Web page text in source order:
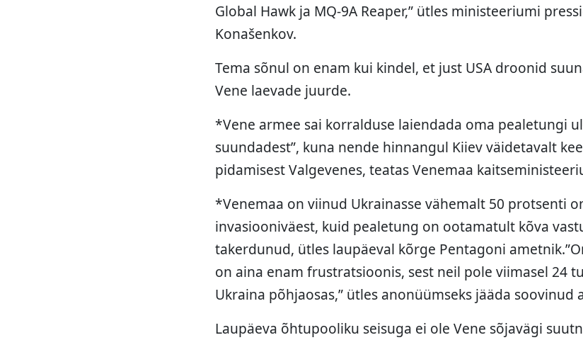
Global Hawk ja MQ-9A Reaper,” ütles ministeeriumi
Konašenkov.
Tema sõnul on enam kui kindel, et just USA droonid
Vene laevade juurde.
*Vene armee sai korralduse laiendada oma pealetungi
suundadest”, kuna nende hinnangul Kiiev väidetavalt
pidamisest Valgevenes, teatas Venemaa
*Venemaa on viinud Ukrainasse vähemalt 50 protsenti
invasiooniväest, kuid pealetung on ootamatult kõva
takerdunud, ütles laupäeval kõrge Pentagoni
on aina enam frustratsioonis, sest neil pole viimasel 24
Ukraina põhjaosas,” ütles anonüümseks jääda soovinud
Laupäeva õhtupooliku seisuga ei ole Vene sõjavägi